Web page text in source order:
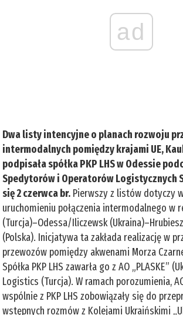
ad
Dwa listy intencyjne o planach rozwoju
intermodalnych pomiędzy krajami UE,
podpisała spółka PKP LHS w Odessie
Spedytorów i Operatorów Logistycznych
się 2 czerwca br. Pierwszy z listów dotyczy
uruchomieniu połączenia intermodalnego w
(Turcja)–Odessa/Iliczewsk
(Polska). Inicjatywa ta zakłada realizację w
przewozów pomiędzy akwenami Morza
Spółka PKP LHS zawarła go z AO „PLASKE”
Logistics (Turcja). W ramach porozumienia,
wspólnie z PKP LHS zobowiązały się do
wstępnych rozmów z Kolejami Ukraińskimi